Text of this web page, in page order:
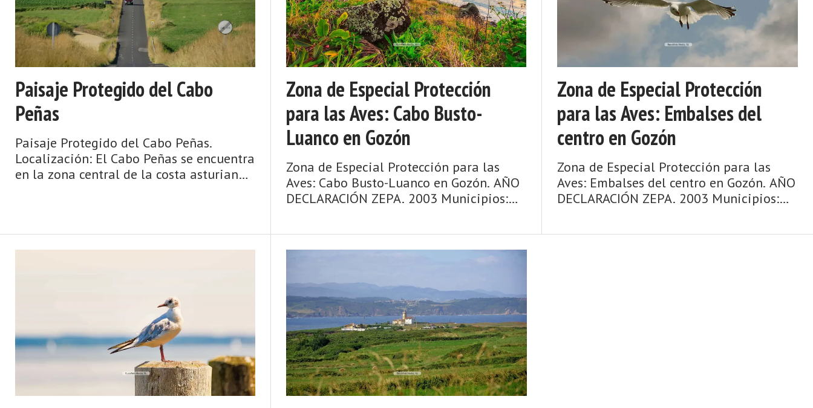
Paisaje Protegido del Cabo
Peñas
Paisaje Protegido del Cabo Peñas.
Localización: El Cabo Peñas se encuentra
en la zona central de la costa asturiana,
Zona de Especial Protección
para las Aves: Cabo Busto-
Luanco en Gozón
Zona de Especial Protección para las
Aves: Cabo Busto-Luanco en Gozón. AÑO
DECLARACIÓN ZEPA. 2003 Municipios:
Zona de Especial Protección
para las Aves: Embalses del
centro en Gozón
Zona de Especial Protección para las
Aves: Embalses del centro en Gozón. AÑO
DECLARACIÓN ZEPA. 2003 Municipios:
Otras figuras de protección: Ninguna Se